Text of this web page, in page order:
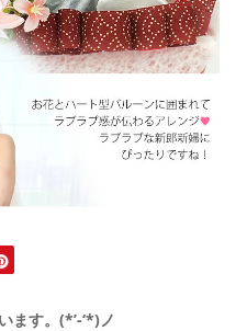
ます。(*’-‘*)ノ